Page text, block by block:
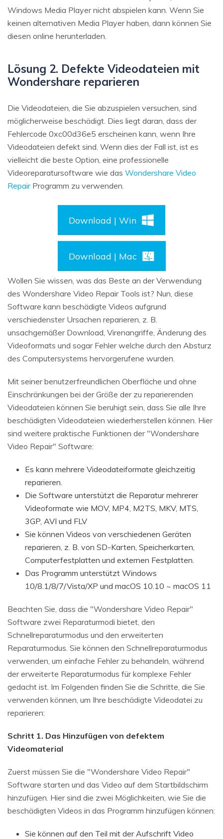
Windows Media Player nicht abspielen kann. Wenn Sie
keinen alternativen Media Player haben, dann können Sie
diesen online herunterladen.
Lösung 2. Defekte Videodateien mit
Wondershare reparieren
Die Videodateien, die Sie abzuspielen versuchen, sind
möglicherweise beschädigt. Dies liegt daran, dass der
Fehlercode 0xc00d36e5 erscheinen kann, wenn Ihre
Videodateien defekt sind. Wenn dies der Fall ist, ist es
vielleicht die beste Option, eine professionelle
Videoreparatursoftware wie das Wondershare Video
RepairProgramm zu verwenden.
Download | Win
Download | Mac
Wollen Sie wissen, was das Beste an der Verwendung
des Wondershare Video Repair Tools ist? Nun, diese
Software kann beschädigte Videos aufgrund
verschiedenster Ursachen reparieren, z. B.
unsachgemäßer Download, Virenangriffe, Änderung des
Videoformats und sogar Fehler welche durch den Absturz
des Computersystems hervorgerufene wurden.
Mit seiner benutzerfreundlichen Oberfläche und ohne
Einschränkungen bei der Größe der zu reparierenden
Videodateien können Sie beruhigt sein, dass Sie alle Ihre
beschädigten Videodateien wiederherstellen können. Hier
sind weitere praktische Funktionen der "Wondershare
Video Repair" Software:
Es kann mehrere Videodateiformate gleichzeitig
reparieren.
Die Software unterstützt die Reparatur mehrerer
Videoformate wie MOV, MP4, M2TS, MKV, MTS,
3GP, AVI und FLV
Sie können Videos von verschiedenen Geräten
reparieren, z. B. von SD-Karten, Speicherkarten,
Computerfestplatten und externen Festplatten.
Das Programm unterstützt Windows
10/8.1/8/7/Vista/XP und macOS 10.10 ~ macOS 11
Beachten Sie, dass die "Wondershare Video Repair"
Software zwei Reparaturmodi bietet, den
Schnellreparaturmodus und den erweiterten
Reparaturmodus. Sie können den Schnellreparaturmodus
verwenden, um einfache Fehler zu behandeln, während
der erweiterte Reparaturmodus für komplexe Fehler
gedacht ist. Im Folgenden finden Sie die Schritte, die Sie
verwenden können, um Ihre beschädigte Videodatei zu
reparieren:
Schritt 1. Das Hinzufügen von defektem
Videomaterial
Zuerst müssen Sie die "Wondershare Video Repair"
Software starten und das Video auf dem Startbildschirm
hinzufügen. Hier sind die zwei Möglichkeiten, wie Sie die
beschädigten Videos in das Programm hinzufügen können:
Sie können auf den Teil mit der Aufschrift Video